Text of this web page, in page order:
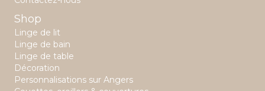
Shop
Linge de lit
Linge de bain
Linge de table
Décoration
Personnalisations sur Angers